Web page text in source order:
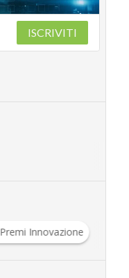
ISCRIVITI
Premi Innovazione